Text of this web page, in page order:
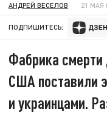
АНДРЕЙ ВЕСЕЛОВ 21 МАЯ
ПОДПИШИТЕСЬ:
Фабрика
США поставили
и украинцами.